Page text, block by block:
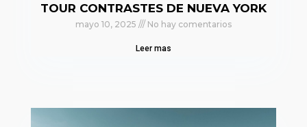
TOUR CONTRASTES DE NUEVA YORK
mayo 10, 2025 No hay comentarios
Leer mas